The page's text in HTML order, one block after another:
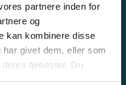
partnere inden for
og
kan kombinere disse
givet dem, eller som
tjenester. Du
du fortsætter med at